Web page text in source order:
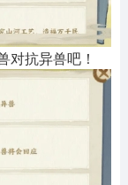
对抗异兽吧！